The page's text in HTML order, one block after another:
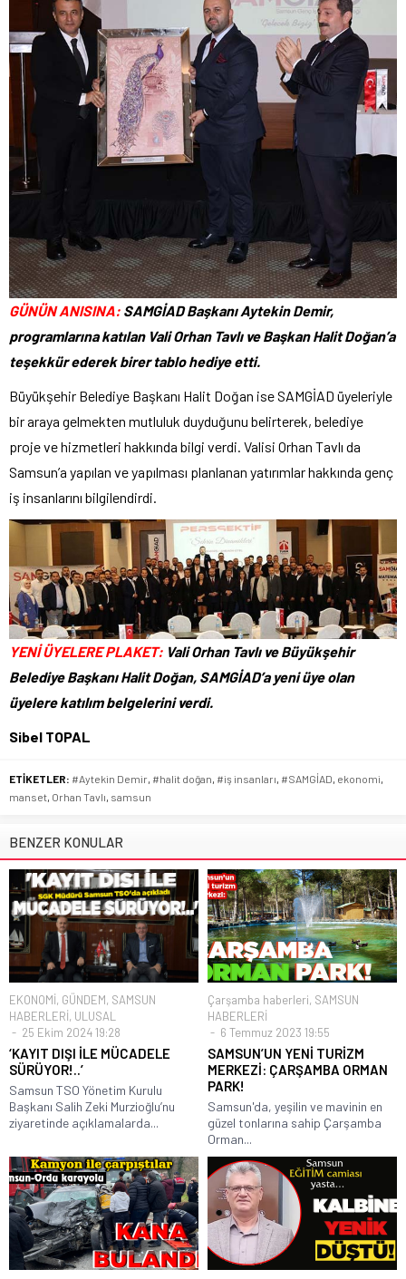
GÜNÜN ANISINA: SAMGİAD Başkanı Aytekin Demir,
programlarına katılan Vali Orhan Tavlı ve Başkan Halit Doğan’a
teşekkür ederek birer tablo hediye etti.
Büyükşehir Belediye Başkanı Halit Doğan ise SAMGİAD üyeleriyle
bir araya gelmekten mutluluk duyduğunu belirterek, belediye
proje ve hizmetleri hakkında bilgi verdi. Valisi Orhan Tavlı da
Samsun’a yapılan ve yapılması planlanan yatırımlar hakkında genç
iş insanlarını bilgilendirdi.
YENİ ÜYELERE PLAKET: Vali Orhan Tavlı ve Büyükşehir
Belediye Başkanı Halit Doğan, SAMGİAD’a yeni üye olan
üyelere katılım belgelerini verdi.
Sibel TOPAL
ETİKETLER: #Aytekin Demir #halit doğan #iş insanları #SAMGİAD ekonomi
manset Orhan Tavlı samsun
BENZER KONULAR
EKONOMİ, GÜNDEM, SAMSUN
HABERLERİ, ULUSAL
25 Ekim 2024 19:28
‘KAYIT DIŞI İLE MÜCADELE
SÜRÜYOR!..’
Samsun TSO Yönetim Kurulu
Başkanı Salih Zeki Murzioğlu’nu
ziyaretinde açıklamalarda...
Çarşamba haberleri, SAMSUN
HABERLERİ
6 Temmuz 2023 19:55
SAMSUN’UN YENİ TURİZM
MERKEZİ: ÇARŞAMBA ORMAN
PARK!
Samsun'da, yeşilin ve mavinin en
güzel tonlarına sahip Çarşamba
Orman...